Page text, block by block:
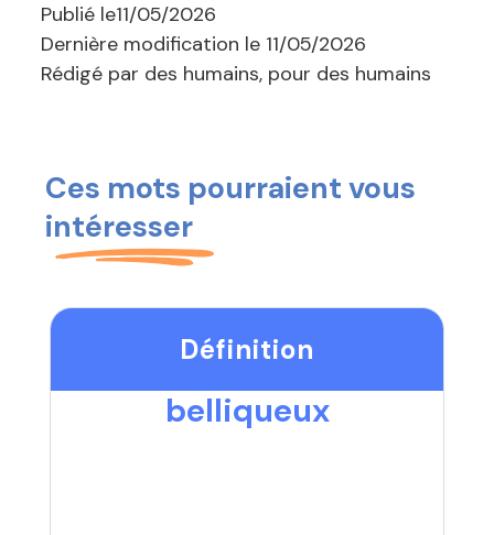
Publié le11/05/2026
Dernière modification le 11/05/2026
Rédigé par des humains, pour des humains
Ces mots pourraient vous
intéresser
Définition
belliqueux